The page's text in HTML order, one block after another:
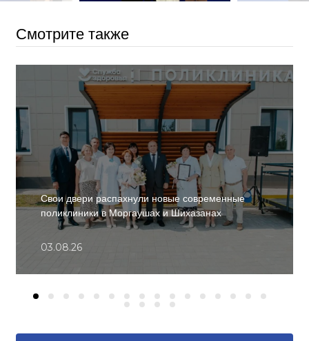
Смотрите также
Свои двери распахнули новые современные
поликлиники в Моргаушах и Шихазанах
03.08.26